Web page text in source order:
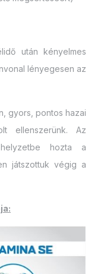
után kényelmes
lényegesen az
gyors, pontos hazai
ellenszerünk. Az
hozta a
játszottuk végig a